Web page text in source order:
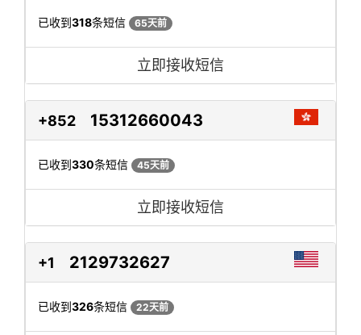
已收到318条短信 65天前
立即接收短信
+852 15312660043
已收到330条短信 45天前
立即接收短信
+1 2129732627
已收到326条短信 22天前